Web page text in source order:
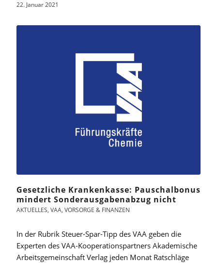
22. Januar 2021
Gesetzliche Krankenkasse: Pauschalbonus
mindert Sonderausgabenabzug nicht
AKTUELLES, VAA, VORSORGE & FINANZEN
In der Rubrik Steuer-Spar-Tipp des VAA geben die
Experten des VAA-Kooperationspartners Akademische
Arbeitsgemeinschaft Verlag jeden Monat Ratschläge